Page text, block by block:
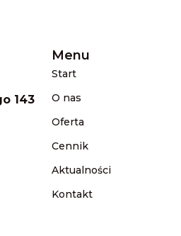
143
Menu
Start
O nas
Oferta
Cennik
Aktualności
Kontakt